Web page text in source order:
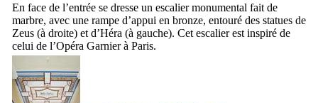
En face de l’entrée se dresse un escalier monumental fait de
marbre, avec une rampe d’appui en bronze, entouré des statues de
Zeus (à droite) et d’Héra (à gauche). Cet escalier est inspiré de
celui de l’Opéra Garnierà Paris.